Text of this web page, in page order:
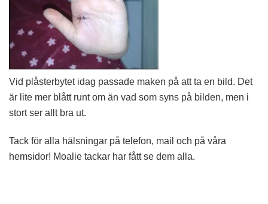
Vid plåsterbytet idag passade maken på att ta en bild. Det
är lite mer blått runt om än vad som syns på bilden, men i
stort ser allt bra ut.
Tack för alla hälsningar på telefon, mail och på våra
hemsidor! Moalie tackar har fått se dem alla.